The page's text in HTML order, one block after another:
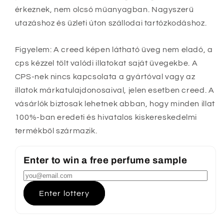
érkeznek, nem olcsó műanyagban. Nagyszerű
utazáshoz és üzleti úton szállodai tartózkodáshoz.
Figyelem: A creed képen látható üveg nem eladó, a
cps kézzel tölt valódi illatokat saját üvegekbe. A
CPS-nek nincs kapcsolata a gyártóval vagy az
illatok márkatulajdonosaival, jelen esetben creed. A
vásárlók biztosak lehetnek abban, hogy minden illat
100%-ban eredeti és hivatalos kiskereskedelmi
termékből származik.
Enter to win a free perfume sample
Enter lottery